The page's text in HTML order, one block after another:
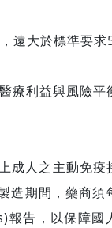
大於標準要求
利益與風險平
人之主動免疫
造期間，藥商須
報告，以保障國